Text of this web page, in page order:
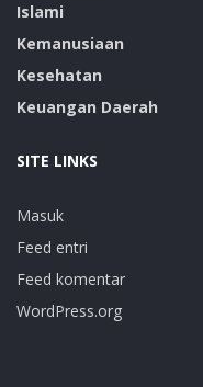
Islami
Kemanusiaan
Kesehatan
Keuangan Daerah
SITE LINKS
Masuk
Feed entri
Feed komentar
WordPress.org